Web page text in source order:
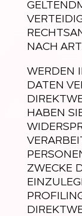
NACH
WERDEN
DATEN
HABEN
ZWECKE